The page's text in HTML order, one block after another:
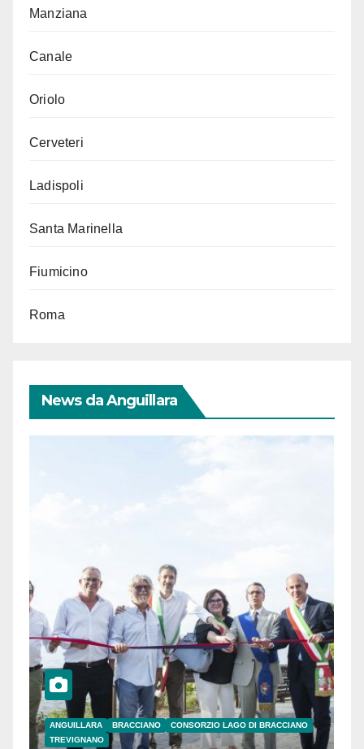
Manziana
Canale
Oriolo
Cerveteri
Ladispoli
Santa Marinella
Fiumicino
Roma
News da Anguillara
ANGUILLARA BRACCIANO
CONSORZIO LAGO DI BRACCIANO
TREVIGNANO